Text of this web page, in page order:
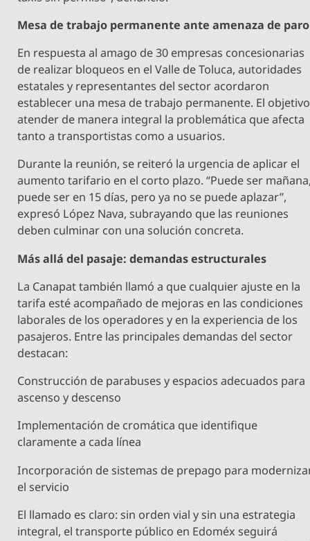
Mesa de trabajo permanente ante amenaza de paro
En respuesta al amago de 30 empresas concesionarias
de realizar bloqueos en el Valle de Toluca, autoridades
estatales y representantes del sector acordaron
establecer una mesa de trabajo permanente. El
atender de manera integral la problemática que afecta
tanto a transportistas como a usuarios.
Durante la reunión, se reiteró la urgencia de aplicar el
aumento tarifario en el corto plazo. “Puede ser
puede ser en 15 días, pero ya no se puede aplazar”,
expresó López Nava, subrayando que las reuniones
deben culminar con una solución concreta.
Más allá del pasaje: demandas estructurales
La Canapat también llamó a que cualquier ajuste en la
tarifa esté acompañado de mejoras en las condiciones
laborales de los operadores y en la experiencia de los
pasajeros. Entre las principales demandas del sector
destacan:
Construcción de parabuses y espacios adecuados para
ascenso y descenso
Implementación de cromática que identifique
claramente a cada línea
Incorporación de sistemas de prepago para
el servicio
El llamado es claro: sin orden vial y sin una estrategia
integral, el transporte público en Edoméx seguirá